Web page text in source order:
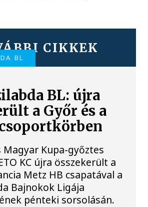
CIKKEK
BL
BL: újra
a Győr és a
Magyar Kupa-győztes
KC újra összekerült a
Metz HB csapatával a
Bajnokok Ligája
pénteki sorsolásán.